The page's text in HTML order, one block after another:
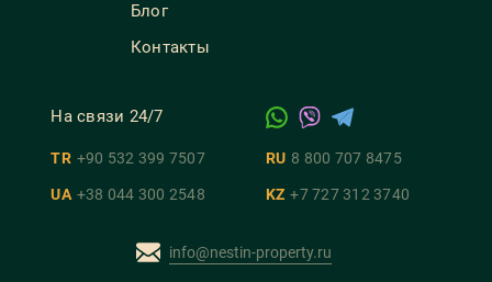
Блог
Контакты
На связи 24/7
TR +90 532 399 7507 RU 8 800 707 8475
UA +38 044 300 2548 KZ +7 727 312 3740
info@nestin-property.ru